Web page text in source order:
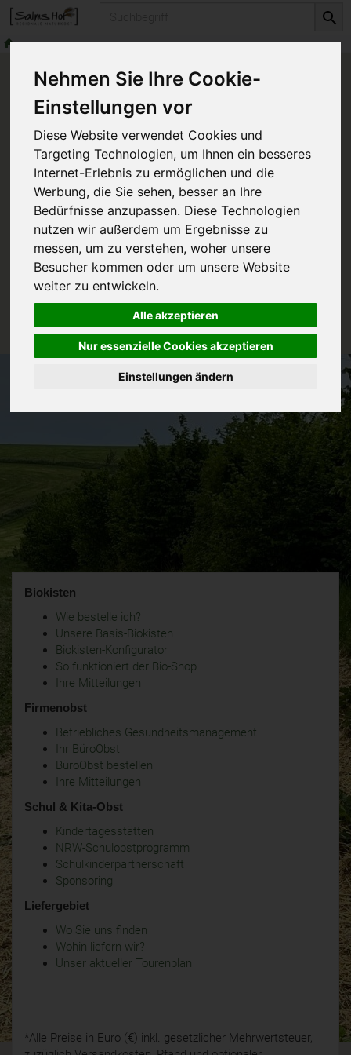
Nehmen Sie Ihre Cookie-
Einstellungen vor
Diese Website verwendet Cookies und
Targeting Technologien, um Ihnen ein besseres
Internet-Erlebnis zu ermöglichen und die
Werbung, die Sie sehen, besser an Ihre
Bedürfnisse anzupassen. Diese Technologien
nutzen wir außerdem um Ergebnisse zu
messen, um zu verstehen, woher unsere
Besucher kommen oder um unsere Website
weiter zu entwickeln.
Alle akzeptieren
Nur essenzielle Cookies akzeptieren
Einstellungen ändern
Anmelden
Jetzt einloggen und das Einkaufserlebnis
genießen. Deine frischen Favoriten warten schon
darauf, entdeckt zu werden!
Anmelden
angemeldet bleiben
Biokisten
Wie bestelle ich?
Unsere Basis-Biokisten
Biokisten-Konfigurator
So funktioniert der Bio-Shop
Ihre Mitteilungen
Firmenobst
Betriebliches Gesundheitsmanagement
Ihr BüroObst
BüroObst bestellen
Ihre Mitteilungen
Schul & Kita-Obst
Kindertagesstätten
NRW-Schulobstprogramm
Schulkinderpartnerschaft
Sponsoring
Liefergebiet
Wo Sie uns finden
Wohin liefern wir?
Unser aktueller Tourenplan
*Alle Preise in Euro (€) inkl. gesetzlicher Mehrwertsteuer,